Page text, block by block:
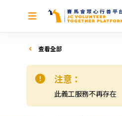
查看全部
注意：
此義工服務不再存在